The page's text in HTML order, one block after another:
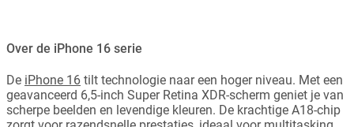
Over de iPhone 16 serie
De iPhone 16 tilt technologie naar een hoger niveau. Met een
geavanceerd 6,5-inch Super Retina XDR-scherm geniet je van
scherpe beelden en levendige kleuren. De krachtige A18-chip